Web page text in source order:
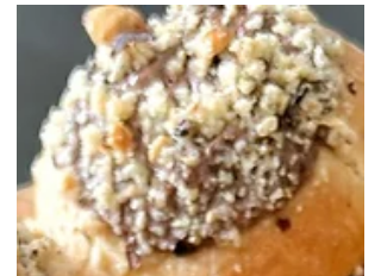
3 בינו׳ 2025
עוגת שוקולד במיקרוגל
אם אתם מחפשים מתכון לעוגת שוקולד שתהיה
מוכנה בזמן קצר, בלי להתפשר על טעם ומרקם,